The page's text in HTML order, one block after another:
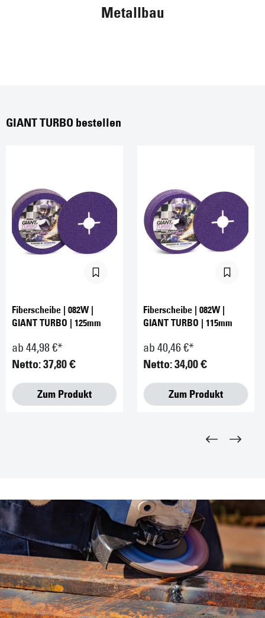
Metallbau
GIANT TURBO bestellen
Fiberscheibe | 082W |
GIANT TURBO | 125mm
ab 44,98 €*
Netto: 37,80 €
Zum Produkt
Fiberscheibe | 082W |
GIANT TURBO | 115mm
ab 40,46 €*
Netto: 34,00 €
Zum Produkt